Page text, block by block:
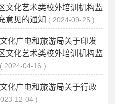
文化艺术类校外培训机构监
意见的通知
2024-09-25
化广电和旅游局关于印发
文化艺术类校外培训机构监
2024-04-16
化广电和旅游局关于行政
12-04